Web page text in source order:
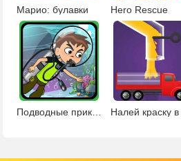
Марио: булавки Hero Rescue
Подводные приключения Бена 10